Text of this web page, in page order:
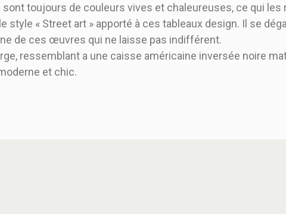
sont toujours de couleurs vives et chaleureuses, ce qui
style « Street art » apporté à ces tableaux design. Il se
de ces œuvres qui ne laisse pas indifférent.
ressemblant a une caisse américaine inversée noire
et chic.